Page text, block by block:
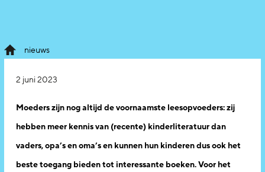
nieuws
2 juni 2023
Moeders zijn nog altijd de voornaamste leesopvoeders:zij
hebben meer kennis van (recente) kinderliteratuur dan
vaders, opa’s en oma’sen kunnen hun kinderen dus ook het
beste toegang bieden tot interessante boeken. Voor het